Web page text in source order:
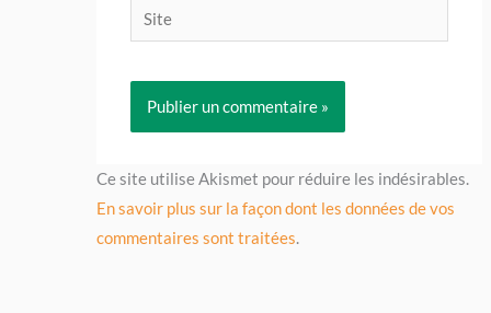
Site
Ce site utilise Akismet pour réduire les indésirables.
En savoir plus sur la façon dont les données de vos
commentaires sont traitées.